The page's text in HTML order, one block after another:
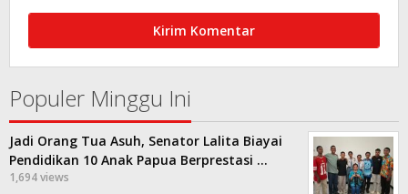
Populer Minggu Ini
Jadi Orang Tua Asuh, Senator Lalita Biayai
Pendidikan 10 Anak Papua Berprestasi …
1,694 views